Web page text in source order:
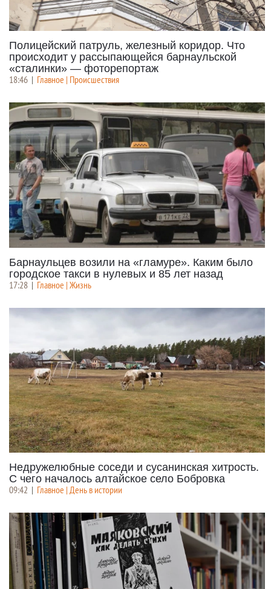
Полицейский патруль, железный коридор. Что
происходит у рассыпающейся барнаульской
«сталинки» — фоторепортаж
18:46 | Главное | Происшествия
Барнаульцев возили на «гламуре». Каким было
городское такси в нулевых и 85 лет назад
17:28 | Главное | Жизнь
Недружелюбные соседи и сусанинская хитрость.
С чего началось алтайское село Бобровка
09:42 | Главное | День в истории